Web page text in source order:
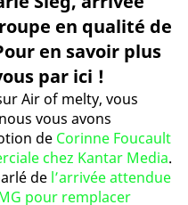
en qualité de
en savoir plus
par ici !
Air of melty, vous
vous avons
de Corinne Foucault
chez Kantar Media.
de l’arrivée attendue
pour remplacer